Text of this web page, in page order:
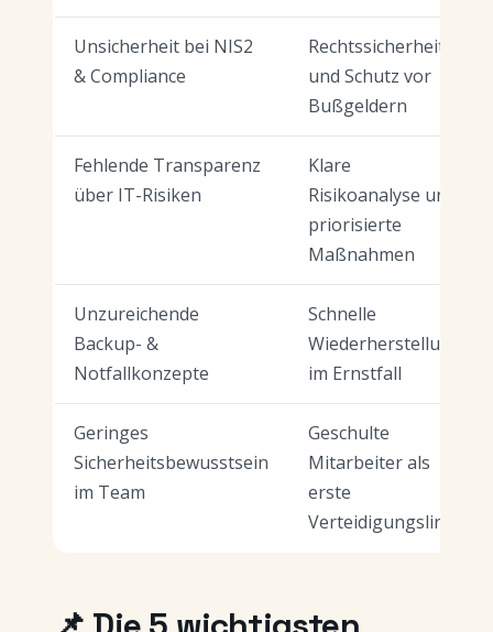
Unsicherheit bei NIS2
& Compliance
Rechtssicherheit
und Schutz vor
Bußgeldern
Fehlende Transparenz
über IT-Risiken
Klare
Risikoanalyse und
priorisierte
Maßnahmen
Unzureichende
Backup- &
Notfallkonzepte
Schnelle
Wiederherstellung
im Ernstfall
Geringes
Sicherheitsbewusstsein
im Team
Geschulte
Mitarbeiter als
erste
Verteidigungslinie